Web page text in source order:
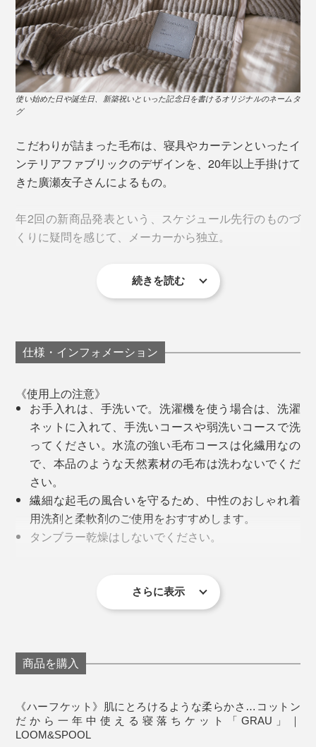
平日も、忙しい時こそ『GRAU』に包まれて。 考えごと
がいっぱいでも、肌にとろけるような柔らかさと、穏や
かな暖かさに、思わずホッ。アタマが「お休みモード」
に切り替えやすいはず。仕事時の仮眠や、ソファでの昼
寝にもぴったりです。
使い始めた日や誕生日、新築祝いといった記念日を書けるオリジナルのネームタ
グ
こだわりが詰まった毛布は、寝具やカーテンといったイ
ンテリアファブリックのデザインを、20年以上手掛けて
きた廣瀬友子さんによるもの。
年2回の新商品発表という、スケジュール先行のものづ
くりに疑問を感じて、メーカーから独立。
『LOOM&SPOOL（ルーム アンド スプール）
立。
『GRAU』は、MONOCOでおなじみ、『 FLOOD OF
LIGHT
』、『SERENE』に続いて、第3弾となる毛布で
廣瀬さんが目指した毛布は、「子どものときから、大人
になっても、いつもそばにあるコットンのやさしさと、
ずっと使っていける色・デザイン」。
忙しい時も、『GRAU』に包まれれば、誰でも“休日フィ
続きを読む
仕様・インフォメーション
《使用上の注意》
お手入れは、手洗いで。洗濯機を使う場合は、洗濯
ネットに入れて、手洗いコースや弱洗いコースで洗
ってください。水流の強い毛布コースは化繊用なの
で、本品のような天然素材の毛布は洗わないでくだ
さい。
繊細な起毛の風合いを守るため、中性のおしゃれ着
用洗剤と柔軟剤のご使用をおすすめします。
タンブラー乾燥はしないでください。
綿毛布は細かい毛羽が製品に残っているため、使い
始めは、濃い色の服に細かい毛羽がつくことがあり
洗濯後、表面の風合いが変化することもあります
使っていくうちに若干毛羽立つことがあります。品
質には問題ありませんが、決して引っ張らずにハサ
ミで飛び出したパイルをカットしたり、ブラシで毛
さらに表示
商品を購入
《ハーフケット》肌にとろけるような柔らかさ…コットン
だから一年中使える寝落ちケット「GRAU」｜
LOOM&SPOOL